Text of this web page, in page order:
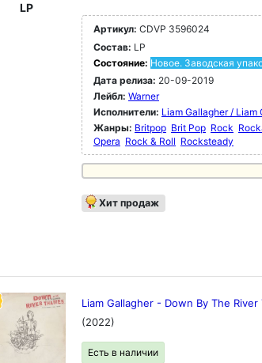
LP
Артикул: CDVP 3596024
Состав: LP
Состояние: Новое. Заводская
Дата релиза: 20-09-2019
Лейбл: Warner
Исполнители: Liam Gallagher / Liam
Жанры: Britpop Brit Pop Rock
Opera Rock & Roll Rocksteady
Хит продаж
Liam Gallagher - Down By The River
(2022)
Есть в наличии